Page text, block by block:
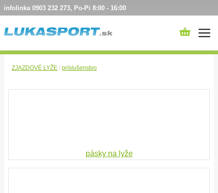
infolinka 0903 232 273, Po-Pi 8:00 - 16:00
ZJAZDOVÉ LYŽE / príslušenstvo
pásky na lyže